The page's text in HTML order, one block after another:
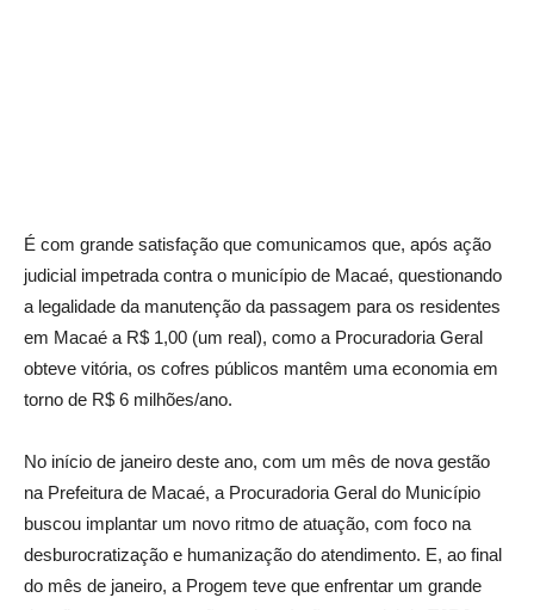
É com grande satisfação que comunicamos que, após ação
judicial impetrada contra o município de Macaé, questionando
a legalidade da manutenção da passagem para os residentes
em Macaé a R$ 1,00 (um real), como a Procuradoria Geral
obteve vitória, os cofres públicos mantêm uma economia em
torno de R$ 6 milhões/ano.
No início de janeiro deste ano, com um mês de nova gestão
na Prefeitura de Macaé, a Procuradoria Geral do Município
buscou implantar um novo ritmo de atuação, com foco na
desburocratização e humanização do atendimento. E, ao final
do mês de janeiro, a Progem teve que enfrentar um grande